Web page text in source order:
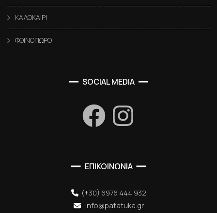
ΚΑΛΟΚΑΙΡΙ
ΦΘΙΝΟΠΩΡΟ
SOCIAL MEDIA
ΕΠΙΚΟΙΝΩΝΙΑ
(+30) 6976 444 932
info@patatuka.gr